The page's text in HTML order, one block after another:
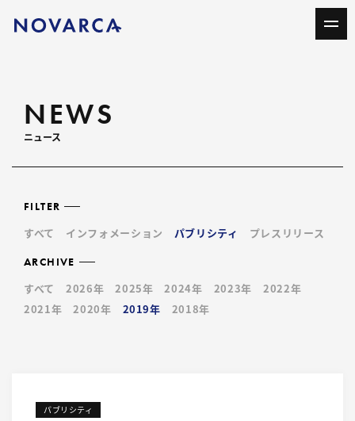
NEWS
ニュース
FILTER
すべて インフォメーション パブリシティ プレスリリース
ARCHIVE
すべて 2026年 2025年 2024年 2023年
2022年
2021年
2020年 2019年 2018年
パブリシティ